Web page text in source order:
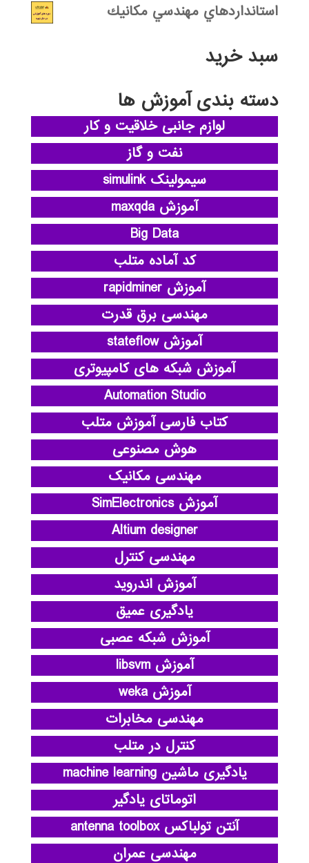
استانداردهاي مهندسي مكانيك
سبد خرید
دسته بندی آموزش ها
لوازم جانبی خلاقیت و کار
نفت و گاز
سیمولینک simulink
آموزش maxqda
Big Data
کد آماده متلب
آموزش rapidminer
مهندسی برق قدرت
آموزش stateflow
آموزش شبکه های کامپیوتری
Automation Studio
کتاب فارسی آموزش متلب
هوش مصنوعی
مهندسی مکانیک
آموزش SimElectronics
Altium designer
مهندسی کنترل
آموزش اندروید
یادگیری عمیق
آموزش شبکه عصبی
آموزش libsvm
آموزش weka
مهندسی مخابرات
کنترل در متلب
یادگیری ماشین machine learning
اتوماتای یادگیر
آنتن تولباکس antenna toolbox
مهندسی عمران